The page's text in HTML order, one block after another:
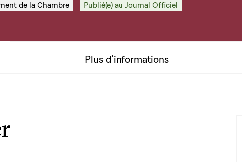
de la Chambre Publié(e) au Journal Officiel
Plus d'informations